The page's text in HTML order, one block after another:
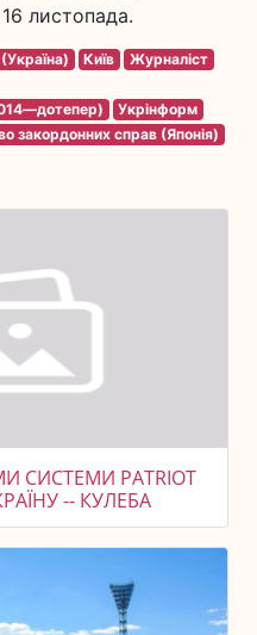
листопада.
Київ
Журналіст
Укрінформ
закордонних справ (Японія)
СИСТЕМИ PATRIOT
-- КУЛЕБА